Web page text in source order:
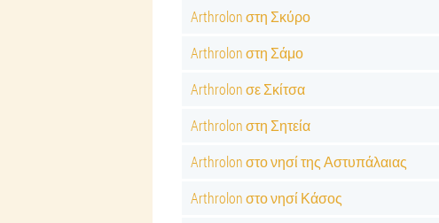
Arthrolon στη Σκύρο
Arthrolon στη Σάμο
Arthrolon σε Σκίτσα
Arthrolon στη Σητεία
Arthrolon στο νησί της Αστυπάλαιας
Arthrolon στο νησί Κάσος